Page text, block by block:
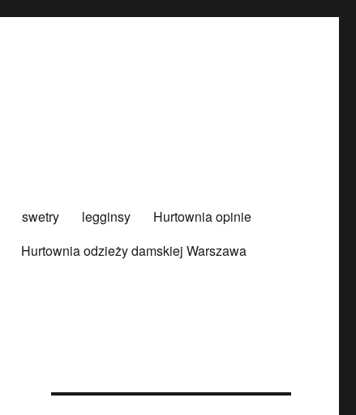
swetry legginsy
Hurtownia opinie
Hurtownia odzieży damskiej Warszawa